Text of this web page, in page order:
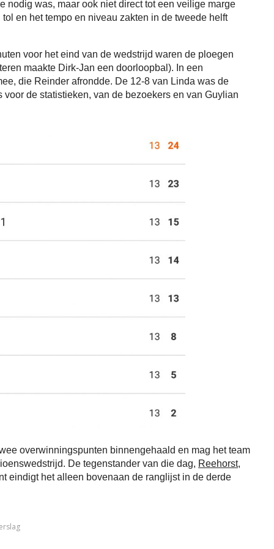
nodig was, maar ook niet direct tot een veilige marge
en het tempo en niveau zakten in de tweede helft
voor het eind van de wedstrijd waren de ploegen
maakte Dirk-Jan een doorloopbal). In een
die Reinder afrondde. De 12-8 van Linda was de
de statistieken, van de bezoekers en van Guylian
overwinningspunten binnengehaald en mag het team
De tegenstander van die dag, Reehorst,
eindigt het alleen bovenaan de ranglijst in de derde